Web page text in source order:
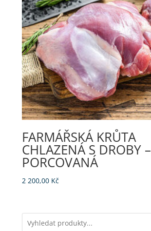
FARMÁŘSKÁ KRŮTA
CHLAZENÁ S DROBY –
PORCOVANÁ
2 200,00 Kč